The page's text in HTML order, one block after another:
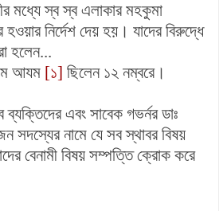
মধ্যে স্ব স্ব এলাকার মহকুমা
হওয়ার নির্দেশ দেয় হয়। যাদের বিরুদ্ধে
হলেন...
আযম [১] ছিলেন ১২ নম্বরে।
ব্যক্তিদের এবং সাবেক গভর্নর ডাঃ
সদস্যের নামে যে সব স্থাবর বিষয়
বেনামী বিষয় সম্পত্তি ক্রোক করে